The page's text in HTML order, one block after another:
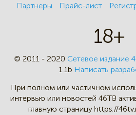
Партнеры Прайс-лист
18+
© 2011 - 2020 Сетевое издание
1.1b Написать
При полном или частичном
интервью или новостей 46TB
главную страницу https://